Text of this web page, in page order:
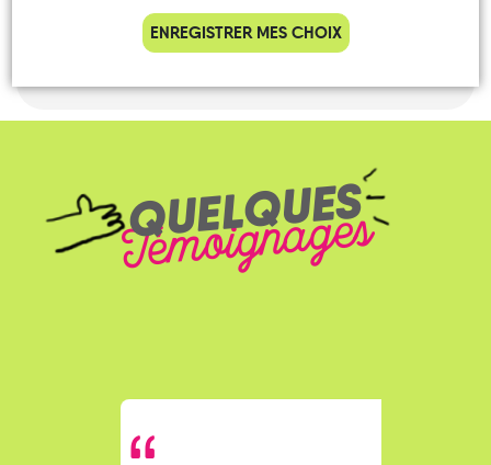
À LA
DEMANDE
TRAIN
QUELQUES
Témoignages
ENREGISTRER MES CHOIX